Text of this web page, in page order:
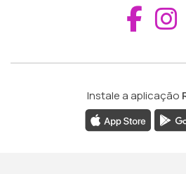
Instale a aplicação